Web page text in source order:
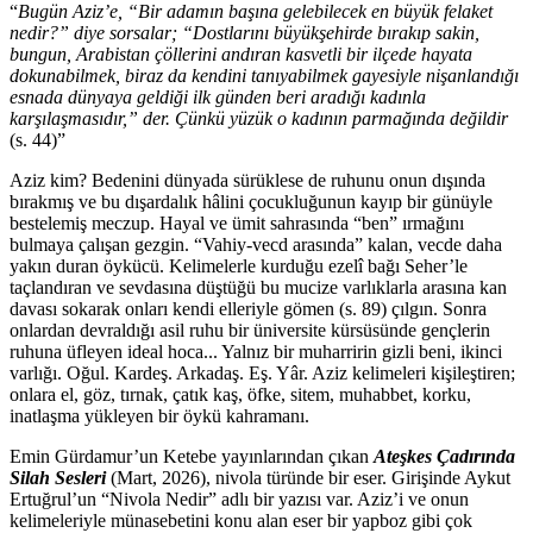
“Bugün Aziz’e, “Bir adamın başına gelebilecek en büyük felaket
nedir?” diye sorsalar; “Dostlarını büyükşehirde bırakıp sakin,
bungun, Arabistan çöllerini andıran kasvetli bir ilçede hayata
dokunabilmek, biraz da kendini tanıyabilmek gayesiyle nişanlandığı
esnada dünyaya geldiği ilk günden beri aradığı kadınla
karşılaşmasıdır,” der. Çünkü yüzük o kadının parmağında değildir
(s. 44)”
Aziz kim? Bedenini dünyada sürüklese de ruhunu onun dışında
bırakmış ve bu dışardalık hâlini çocukluğunun kayıp bir günüyle
bestelemiş meczup. Hayal ve ümit sahrasında “ben” ırmağını
bulmaya çalışan gezgin. “Vahiy-vecd arasında” kalan, vecde daha
yakın duran öykücü. Kelimelerle kurduğu ezelî bağı Seher’le
taçlandıran ve sevdasına düştüğü bu mucize varlıklarla arasına kan
davası sokarak onları kendi elleriyle gömen (s. 89) çılgın. Sonra
onlardan devraldığı asil ruhu bir üniversite kürsüsünde gençlerin
ruhuna üfleyen ideal hoca... Yalnız bir muharririn gizli beni, ikinci
varlığı. Oğul. Kardeş. Arkadaş. Eş. Yâr. Aziz kelimeleri kişileştiren;
onlara el, göz, tırnak, çatık kaş, öfke, sitem, muhabbet, korku,
inatlaşma yükleyen bir öykü kahramanı.
Emin Gürdamur’un Ketebe yayınlarından çıkan Ateşkes Çadırında
Silah Sesleri(Mart, 2026), nivola türünde bir eser. Girişinde Aykut
Ertuğrul’un “Nivola Nedir” adlı bir yazısı var. Aziz’i ve onun
kelimeleriyle münasebetini konu alan eser bir yapboz gibi çok